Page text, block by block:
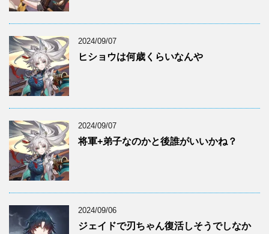
2024/09/07
ヒショウは何歳くらいなんや
2024/09/07
将軍+弟子なのかと後誰がいいかね？
2024/09/06
ジェイドで刃ちゃん復活しそうでしなか